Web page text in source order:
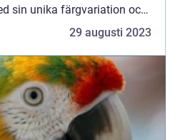
sin unika färgvariation och
I denna artikel kommer vi
29 augusti 2023